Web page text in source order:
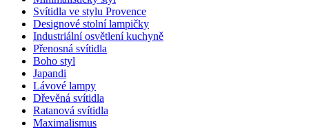
Svítidla ve stylu Provence
Designové stolní lampičky
Industriální osvětlení kuchyně
Přenosná svítidla
Boho styl
Japandi
Lávové lampy
Dřevěná svítidla
Ratanová svítidla
Maximalismus